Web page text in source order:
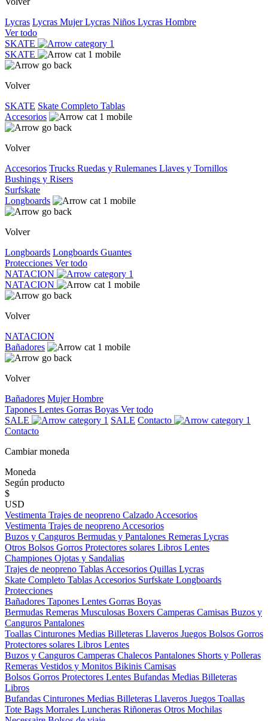
Lycras Lycras MujerLycras Niños Lycras Hombre
Ver todo
SKATE
SKATE
Volver
SKATE Skate Completo Tablas
Accesorios
Volver
Accesorios Trucks Ruedas y Rulemanes Llaves y Tornillos
Bushings y Risers
Surfskate
Longboards
Volver
Longboards Longboards Guantes
Protecciones Ver todo
NATACION
NATACION
Volver
NATACION
Bañadores
Volver
Bañadores MujerHombre
Tapones Lentes Gorras Boyas Ver todo
SALE
SALE Contacto
Contacto
Cambiar moneda
Moneda
Según producto
$
USD
Vestimenta Trajes de neopreno Calzado Accesorios
Vestimenta Trajes de neopreno Accesorios
Buzos y Canguros Bermudas y Pantalones Remeras Lycras
Otros Bolsos Gorros Protectores solares Libros Lentes
Championes Ojotas y Sandalias
Trajes de neopreno Tablas Accesorios Quillas Lycras
Skate Completo Tablas Accesorios Surfskate Longboards
Protecciones
Bañadores Tapones Lentes Gorras Boyas
Bermudas Remeras Musculosas Boxers Camperas Camisas Buzos y
Canguros Pantalones
Toallas Cinturones Medias Billeteras Llaveros Juegos Bolsos Gorros
Protectores solares Libros Lentes
Buzos y Canguros Camperas Chalecos Pantalones Shorts y Polleras
Remeras Vestidos y Monitos Bikinis Camisas
Bolsos Gorros Protectores Lentes Bufandas Medias Billeteras
Libros
Bufandas Cinturones Medias Billeteras Llaveros Juegos Toallas
Tote Bags Morrales Luncheras Riñoneras Otros Mochilas